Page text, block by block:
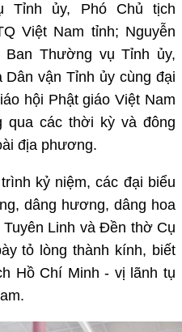
Tỉnh ủy, Phó Chủ tịch
Việt Nam tỉnh; Nguyễn
Thường vụ Tỉnh ủy,
vận Tỉnh ủy cùng đại
hội Phật giáo Việt Nam
qua các thời kỳ và đông
địa phương.
kỷ niệm, các đại biểu
dâng hương, dâng hoa
Linh và Đền thờ Cụ
tỏ lòng thành kính, biết
Hồ Chí Minh - vị lãnh tụ